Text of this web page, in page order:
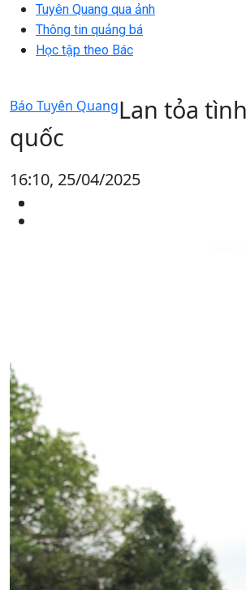
Tuyên Quang qua ảnh
Thông tin quảng bá
Học tập theo Bác
Báo Tuyên QuangLan tỏa
quốc
16:10, 25/04/2025